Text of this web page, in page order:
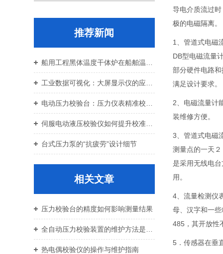
推荐新闻
伺服电动液压校验仪如何提升校准效率与重复性
台式压力泵的“抗疲劳”设计细节
相关文章
压力校验台的精度如何影响测量结果
热电偶校验仪的操作与维护指南
导电介质流过
极的电磁隔离。
1、管道式电磁
DB型电磁流量
部分硬件电路
满足设计要求。
2、电磁流量计
装维修方便。
3、管道式电磁
测量点的一天
是采用无线电
用。
4、流量检测仪
母、汉字和一
485，其开放性
5．传感器在垂